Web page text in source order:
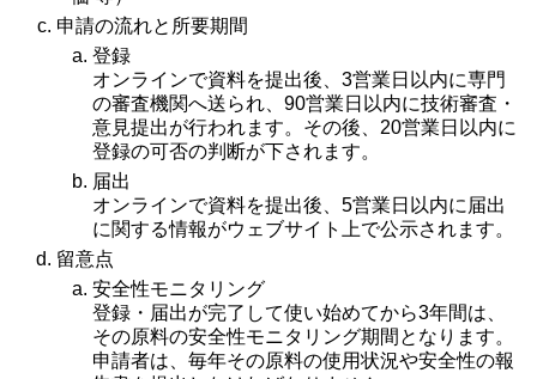
申請の流れと所要期間
登録
オンラインで資料を提出後、3営業日以内に専門
の審査機関へ送られ、90営業日以内に技術審査・
意見提出が行われます。その後、20営業日以内に
登録の可否の判断が下されます。
届出
オンラインで資料を提出後、5営業日以内に届出
に関する情報がウェブサイト上で公示されます。
留意点
安全性モニタリング
登録・届出が完了して使い始めてから3年間は、
その原料の安全性モニタリング期間となります。
申請者は、毎年その原料の使用状況や安全性の報